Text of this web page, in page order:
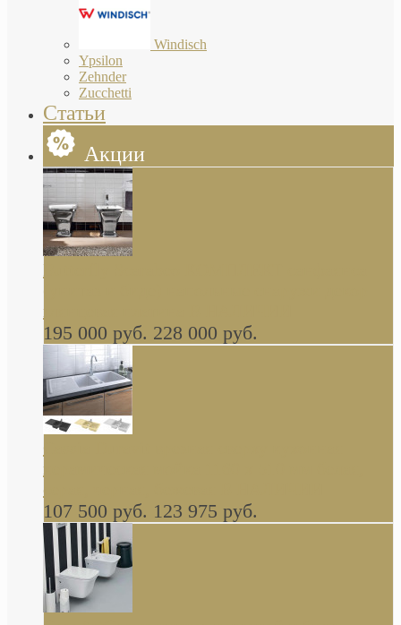
Windisch
Ypsilon
Zehnder
Zucchetti
Статьи
Акции
Butterfly Scarabeo КОМПЛЕКТ санфаянса
глянцевая платина В НАЛИЧИИ
195 000 руб. 228 000 руб.
керамическая мойка 1160 x 510 мм белая,
серая, черная, бежевая В НАЛИЧИИ
107 500 руб. 123 975 руб.